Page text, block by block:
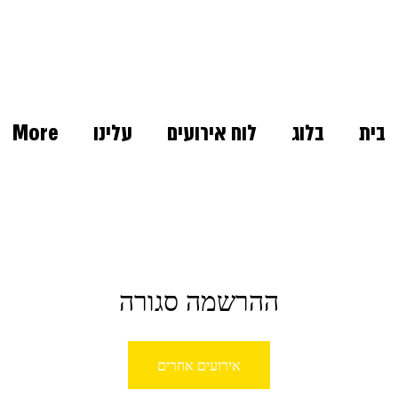
בית בלוג לוח אירועים עלינו More
ההרשמה סגורה
אירועים אחרים